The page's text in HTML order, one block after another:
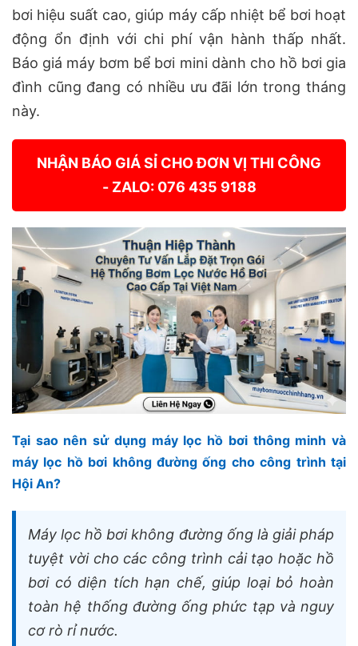
bơi hiệu suất cao, giúp máy cấp nhiệt bể bơi hoạt
động ổn định với chi phí vận hành thấp nhất.
Báo giá máy bơm bể bơi mini dành cho hồ bơi gia
đình cũng đang có nhiều ưu đãi lớn trong tháng
này.
NHẬN BÁO GIÁ SỈ CHO ĐƠN VỊ THI CÔNG
- ZALO: 076 435 9188
Tại sao nên sử dụng máy lọc hồ bơi thông minh và
máy lọc hồ bơi không đường ống cho công trình tại
Hội An?
Máy lọc hồ bơi không đường ống là giải pháp
tuyệt vời cho các công trình cải tạo hoặc hồ
bơi có diện tích hạn chế, giúp loại bỏ hoàn
toàn hệ thống đường ống phức tạp và nguy
cơ rò rỉ nước.